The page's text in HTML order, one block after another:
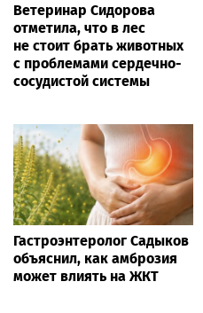
Ветеринар Сидорова
отметила, что в лес
не стоит брать животных
с проблемами сердечно-
сосудистой системы
Гастроэнтеролог Садыков
объяснил, как амброзия
может влиять на ЖКТ